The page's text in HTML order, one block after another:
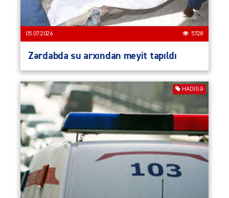
05.07.2026 5728
Zərdabda su arxından meyit tapıldı
HADISƏ